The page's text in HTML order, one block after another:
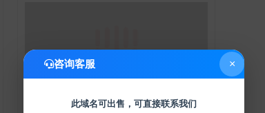
咨询客服 ×
此域名可出售，可直接联系我们